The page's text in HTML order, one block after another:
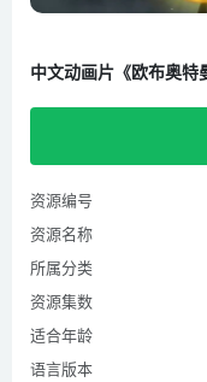
资源编号
资源名称
所属分类
资源集数
适合年龄
语言版本